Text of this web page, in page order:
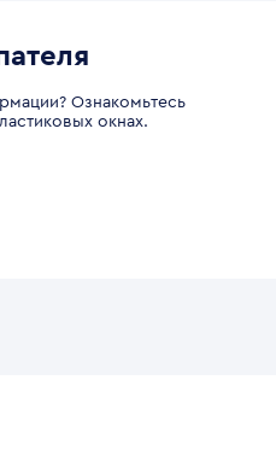
Ознакомьтесь
окнах.